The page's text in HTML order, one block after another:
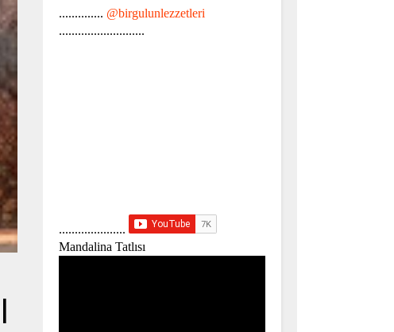
.............. @birgulunlezzetleri
...........................
.....................
Mandalina Tatlısı